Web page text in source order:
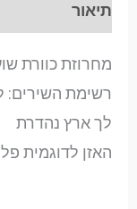
תיאור
מחרוזת כוורת
רשימת השירים:
לך ארץ נהדרת
האזן לדוגמית